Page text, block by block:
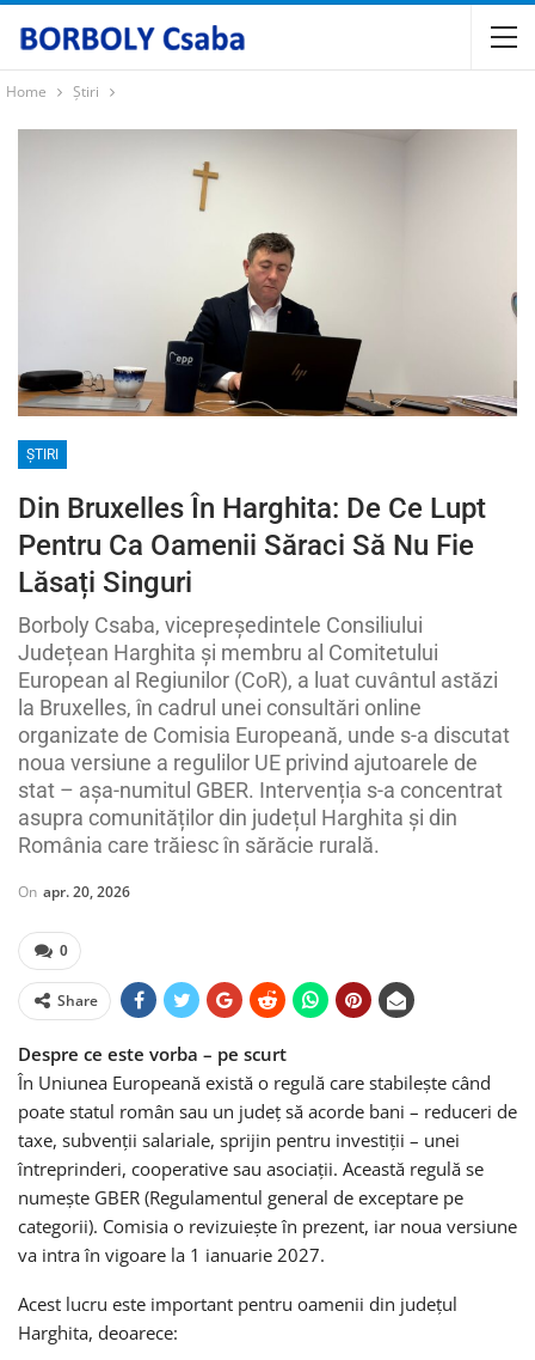
Home Știri
ȘTIRI
Din Bruxelles În Harghita: De Ce Lupt
Pentru Ca Oamenii Săraci Să Nu Fie
Lăsați Singuri
Borboly Csaba, vicepreședintele Consiliului
Județean Harghita și membru al Comitetului
European al Regiunilor (CoR), a luat cuvântul astăzi
la Bruxelles, în cadrul unei consultări online
organizate de Comisia Europeană, unde s-a discutat
noua versiune a regulilor UE privind ajutoarele de
stat – așa-numitul GBER. Intervenția s-a concentrat
asupra comunităților din județul Harghita și din
România care trăiesc în sărăcie rurală.
On apr. 20, 2026
0
Share
Despre ce este vorba – pe scurt
În Uniunea Europeană există o regulă care stabilește când
poate statul român sau un județ să acorde bani – reduceri de
taxe, subvenții salariale, sprijin pentru investiții – unei
întreprinderi, cooperative sau asociații. Această regulă se
numește GBER (Regulamentul general de exceptare pe
categorii). Comisia o revizuiește în prezent, iar noua versiune
va intra în vigoare la 1 ianuarie 2027.
Acest lucru este important pentru oamenii din județul
Harghita, deoarece: